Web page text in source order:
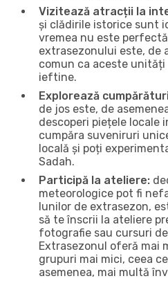
Vizitează atracții la
și clădirile istorice sunt
vremea nu este
extrasezonului este, de
comun ca aceste unități
ieftine.
Explorează
de jos este, de
descoperi piețele locale
cumpăra suveniruri
locală și poți
Sadah.
Participă la ateliere:
meteorologice pot fi
lunilor de extrasezon,
să te înscrii la ateliere
fotografie sau cursuri
Extrasezonul oferă mai
grupuri mai mici, ceea
asemenea, mai multă